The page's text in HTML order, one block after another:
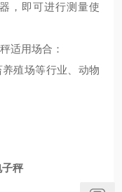
，即可进行测量使
适用场合：
殖场等行业、动物
子秤